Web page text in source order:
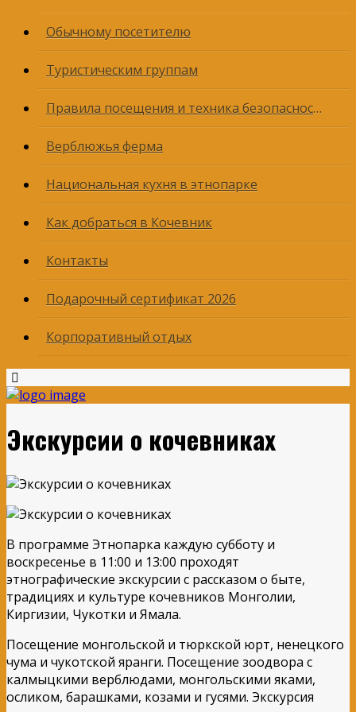
Обычному посетителю
Туристическим группам
Правила посещения и техника безопасности
Верблюжья ферма
Национальная кухня в этнопарке
Как добраться в Кочевник
Контакты
Подарочный сертификат 2026
Корпоративный отдых
Экскурсии о кочевниках
В программе Этнопарка каждую субботу и
воскресенье в 11:00 и 13:00 проходят
этнографические экскурсии с рассказом о быте,
традициях и культуре кочевников Монголии,
Киргизии, Чукотки и Ямала.
Посещение монгольской и тюркской юрт, ненецкого
чума и чукотской яранги. Посещение зоодвора с
калмыцкими верблюдами, монгольскими яками,
осликом, барашками, козами и гусями. Экскурсия